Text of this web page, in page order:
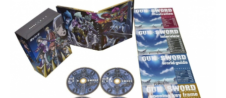
て発生するゴミ（デブリ）。使われ
なくなった人工衛星、ステーション
建造時に出た廃棄物などのデブリ
は、地球周回軌道上を高速でまわっ
ている。2068年に起きた高々度旅客
機アルナイル8型とデブリの衝突事故
は、多くの死傷者を出す惨事とな
り、デブリ問題が注目されるきっか
けとなった。主人公・星野八郎太